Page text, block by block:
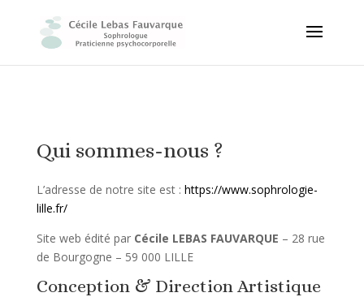
Qui sommes-nous ?
L’adresse de notre site est : https://www.sophrologie-
lille.fr/
Site web édité par Cécile LEBAS FAUVARQUE – 28 rue
de Bourgogne – 59 000 LILLE
Conception & Direction Artistique